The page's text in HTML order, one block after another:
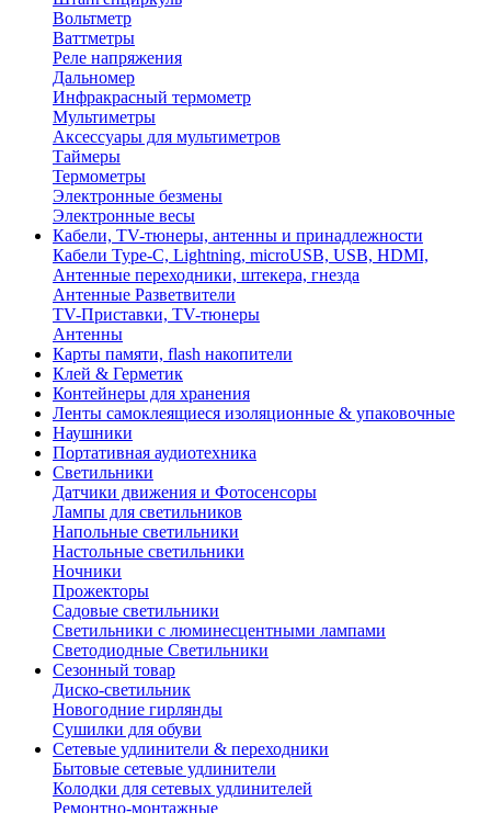
Вольтметр
Ваттметры
Реле напряжения
Дальномер
Инфракрасный термометр
Мультиметры
Аксессуары для мультиметров
Таймеры
Термометры
Электронные безмены
Электронные весы
Кабели, TV-тюнеры, антенны и принадлежности
Кабели Type-C, Lightning, microUSB, USB, HDMI,
Антенные переходники, штекера, гнезда
Антенные Разветвители
TV-Приставки, TV-тюнеры
Антенны
Карты памяти, flash накопители
Клей & Герметик
Контейнеры для хранения
Ленты самоклеящиеся изоляционные & упаковочные
Наушники
Портативная аудиотехника
Светильники
Датчики движения и Фотосенсоры
Лампы для светильников
Напольные светильники
Настольные светильники
Ночники
Прожекторы
Садовые светильники
Светильники с люминесцентными лампами
Светодиодные Светильники
Сезонный товар
Диско-светильник
Новогодние гирлянды
Сушилки для обуви
Сетевые удлинители & переходники
Бытовые сетевые удлинители
Колодки для сетевых удлинителей
Ремонтно-монтажные